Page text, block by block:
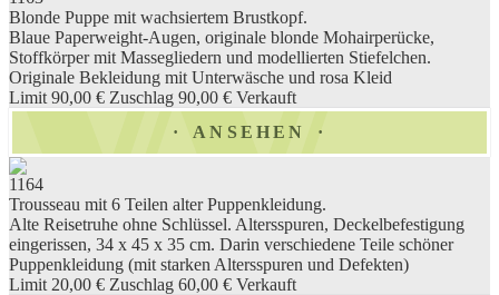
Blonde Puppe mit wachsiertem Brustkopf.
Blaue Paperweight-Augen, originale blonde Mohairperücke,
Stoffkörper mit Massegliedern und modellierten Stiefelchen.
Originale Bekleidung mit Unterwäsche und rosa Kleid
Limit 90,00 € Zuschlag 90,00 € Verkauft
ANSEHEN
1164
Trousseau mit 6 Teilen alter Puppenkleidung.
Alte Reisetruhe ohne Schlüssel. Altersspuren, Deckelbefestigung
eingerissen, 34 x 45 x 35 cm. Darin verschiedene Teile schöner
Puppenkleidung (mit starken Altersspuren und Defekten)
Limit 20,00 € Zuschlag 60,00 € Verkauft